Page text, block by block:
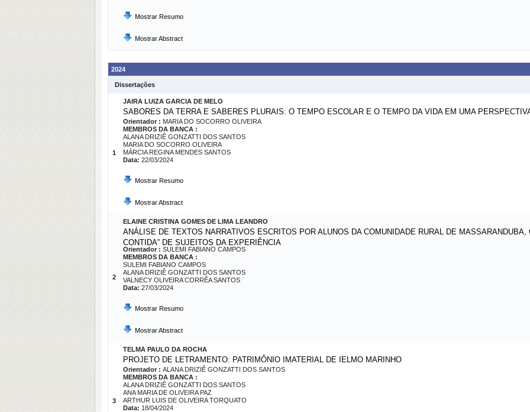
Mostrar Resumo
Mostrar Abstract
2024
Dissertações
1
JAIRA LUIZA GARCIA DE MELO
SABORES DA TERRA E SABERES PLURAIS: O TEMPO ESCOLAR E O TEMPO DA VIDA EM UMA
Orientador : MARIA DO SOCORRO OLIVEIRA
MEMBROS DA BANCA :
ALANA DRIZIÊ GONZATTI DOS SANTOS
MARIA DO SOCORRO OLIVEIRA
MÁRCIA REGINA MENDES SANTOS
Data: 22/03/2024
Mostrar Resumo
Mostrar Abstract
2
ELAINE CRISTINA GOMES DE LIMA LEANDRO
ANÁLISE DE TEXTOS NARRATIVOS ESCRITOS POR ALUNOS DA COMUNIDADE RURAL DE MASSARANDUBA,
CONTIDA” DE SUJEITOS DA EXPERIÊNCIA
Orientador : SULEMI FABIANO CAMPOS
MEMBROS DA BANCA :
SULEMI FABIANO CAMPOS
ALANA DRIZIÊ GONZATTI DOS SANTOS
VALNECY OLIVEIRA CORRÊA SANTOS
Data: 27/03/2024
Mostrar Resumo
Mostrar Abstract
3
TELMA PAULO DA ROCHA
PROJETO DE LETRAMENTO: PATRIMÔNIO IMATERIAL DE IELMO MARINHO
Orientador : ALANA DRIZIÊ GONZATTI DOS SANTOS
MEMBROS DA BANCA :
ALANA DRIZIÊ GONZATTI DOS SANTOS
ANA MARIA DE OLIVEIRA PAZ
ARTHUR LUIS DE OLIVEIRA TORQUATO
Data: 18/04/2024